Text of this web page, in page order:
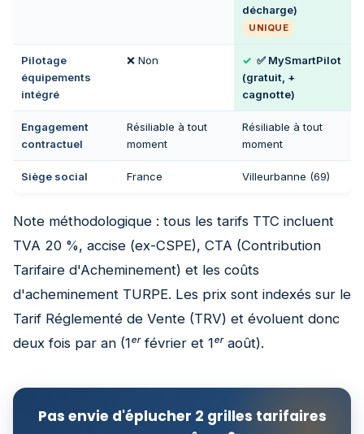
décharge)
UNIQUE
Pilotage
équipements
intégré
❌ Non
✅ MySmartPilot
(gratuit, +
cagnotte)
Engagement
contractuel
Résiliable à tout
moment
Résiliable à tout
moment
Siège social France Villeurbanne (69)
Note méthodologique : tous les tarifs TTC incluent
TVA 20 %, accise (ex-CSPE), CTA (Contribution
Tarifaire d'Acheminement) et les coûts
d'acheminement TURPE. Les prix sont indexés sur le
Tarif Réglementé de Vente (TRV) et évoluent donc
deux fois par an (1ᵉʳ février et 1ᵉʳ août).
Pas envie d'éplucher 2 grilles tarifaires